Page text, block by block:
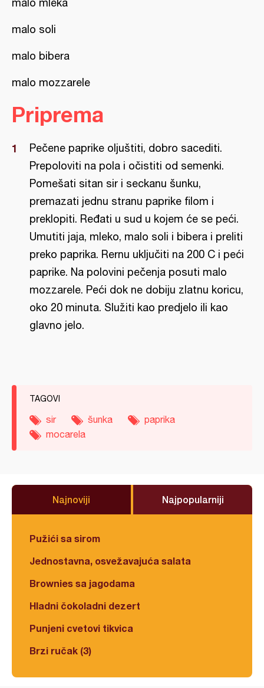
malo mleka
malo soli
malo bibera
malo mozzarele
Priprema
Pečene paprike oljuštiti, dobro sacediti.
Prepoloviti na pola i očistiti od semenki.
Pomešati sitan sir i seckanu šunku,
premazati jednu stranu paprike filom i
preklopiti. Ređati u sud u kojem će se peći.
Umutiti jaja, mleko, malo soli i bibera i preliti
preko paprika. Rernu uključiti na 200 C i peći
paprike. Na polovini pečenja posuti malo
mozzarele. Peći dok ne dobiju zlatnu koricu,
oko 20 minuta. Služiti kao predjelo ili kao
glavno jelo.
TAGOVI
sir šunka
paprika
mocarela
Najnoviji Najpopularniji
Pužići sa sirom
Jednostavna, osvežavajuća salata
Brownies sa jagodama
Hladni čokoladni dezert
Punjeni cvetovi tikvica
Brzi ručak (3)